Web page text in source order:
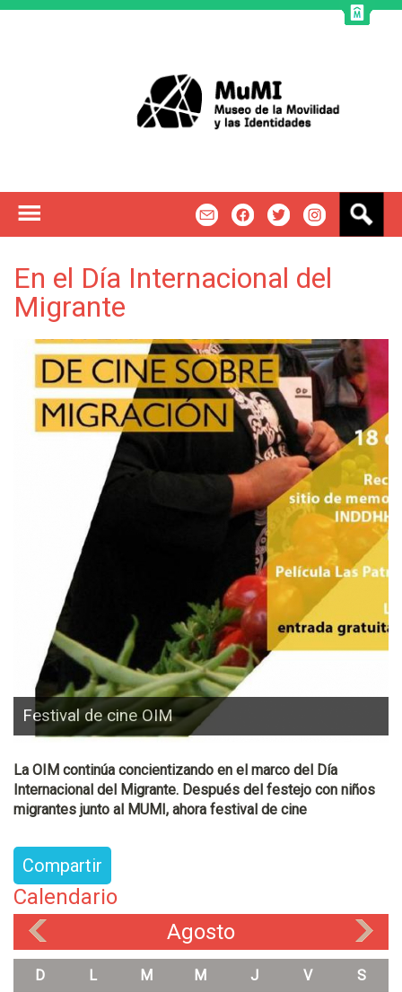
En el Día Internacional del
Migrante
Festival de cine OIM
La OIM continúa concientizando en el marco del Día
Internacional del Migrante. Después del festejo con niños
migrantes junto al MUMI, ahora festival de cine
Compartir
Calendario
Agosto
D L M M J V S
s